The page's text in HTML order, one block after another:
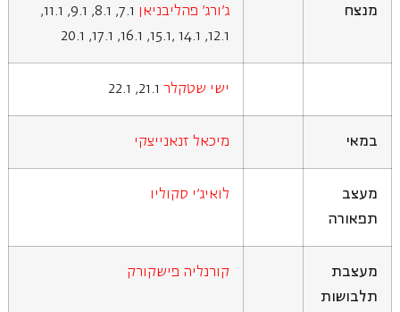
מנצח ג'ורג' פהליבניאן
7.1, 8.1, 9.1, 11.1,
12.1, 14.1 ,15.1, 16.1, 17.1, 20.1
ישי שטקלר21.1, 22.1
במאי מיכאל זנאנייצקי
מעצב
תפאורה
לואיג'י סקוליו
מעצבת
תלבושות
קורנליה פישקורק